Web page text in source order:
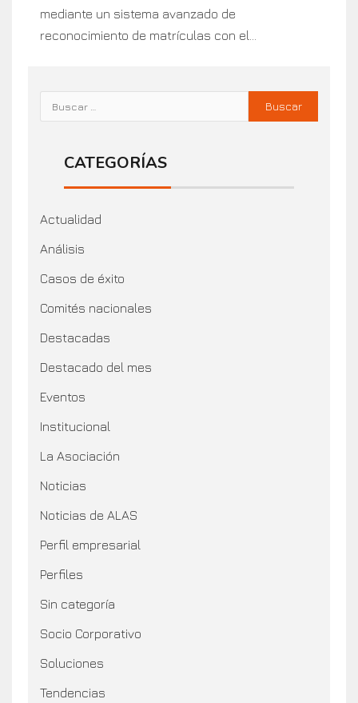
mediante un sistema avanzado de
reconocimiento de matrículas con el...
CATEGORÍAS
Actualidad
Análisis
Casos de éxito
Comités nacionales
Destacadas
Destacado del mes
Eventos
Institucional
La Asociación
Noticias
Noticias de ALAS
Perfil empresarial
Perfiles
Sin categoría
Socio Corporativo
Soluciones
Tendencias